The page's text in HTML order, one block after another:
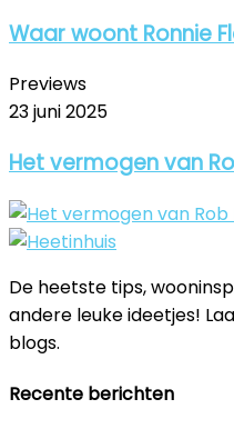
Waar woont Ronnie
Previews
23 juni 2025
Het vermogen van
De heetste tips,
andere leuke ideetjes!
blogs.
Recente berichten